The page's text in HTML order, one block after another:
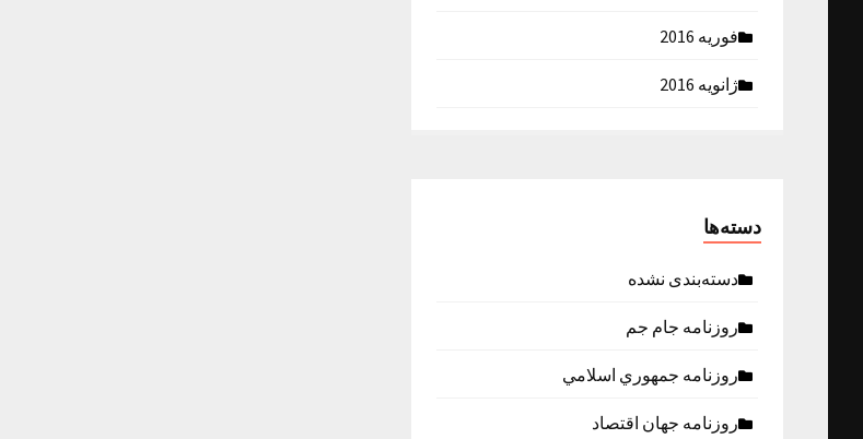
فوریه 2016
ژانویه 2016
دسته‌ها
دسته‌بندی نشده
روزنامه جام جم
روزنامه جمهوري اسلامي
روزنامه جهان اقتصاد